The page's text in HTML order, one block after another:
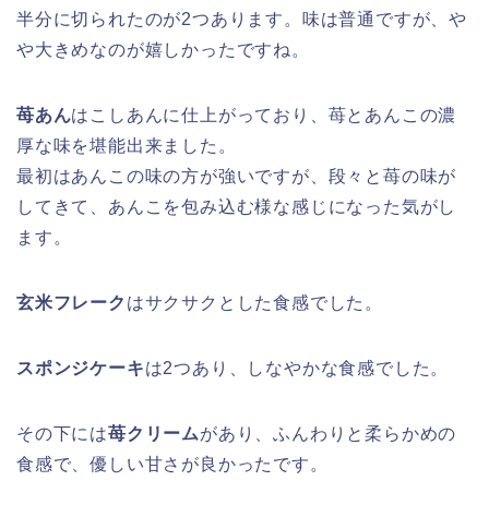
半分に切られたのが2つあります。味は普通ですが、や
や大きめなのが嬉しかったですね。
苺あんはこしあんに仕上がっており、苺とあんこの濃
厚な味を堪能出来ました。
最初はあんこの味の方が強いですが、段々と苺の味が
してきて、あんこを包み込む様な感じになった気がし
ます。
玄米フレーク はサクサクとした食感でした。
スポンジケーキは2つあり、しなやかな食感でした。
その下には苺クリームがあり、ふんわりと柔らかめの
食感で、優しい甘さが良かったです。